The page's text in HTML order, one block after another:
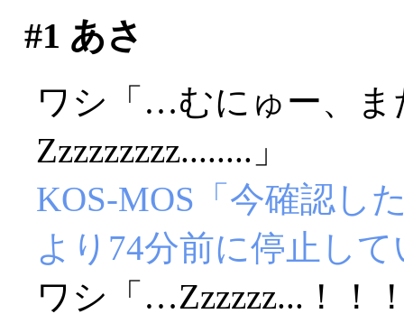
#1 あさ
ワシ「…むにゅー、
Zzzzzzzzz........」
KOS-MOS「今確認し
より74分前に停止し
ワシ「…Zzzzzz...！！